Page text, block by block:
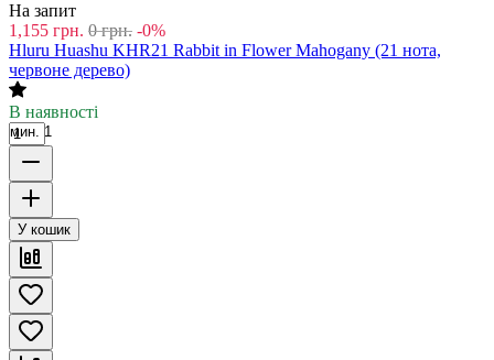
На запит
1,155 грн. 0 грн. -0%
Hluru Huashu KHR21 Rabbit in Flower Mahogany (21 нота,
червоне дерево)
В наявності
мин. 1
У кошик